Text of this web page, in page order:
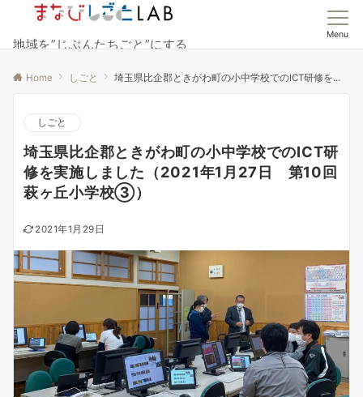
地域を”じぶんたちごと”にする
Menu
Home しごと 埼玉県比企郡ときがわ町の小中学校でのICT研修を実施しました（2021年1月27日 第10回萩ヶ丘小学校③）
しごと
埼玉県比企郡ときがわ町の小中学校でのICT研
修を実施しました（2021年1月27日 第10回
萩ヶ丘小学校③）
2021年1月29日